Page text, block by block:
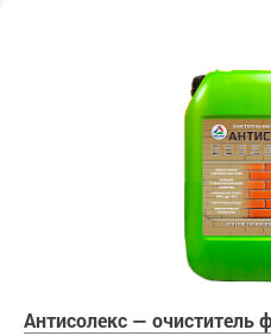
Антисолекс — очиститель